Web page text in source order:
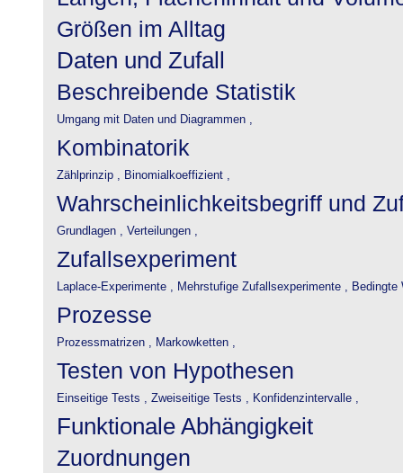
Größen im Alltag
Daten und Zufall
Beschreibende Statistik
Umgang mit Daten und Diagrammen ,
Kombinatorik
Zählprinzip , Binomialkoeffizient ,
Wahrscheinlichkeitsbegriff und
Grundlagen , Verteilungen ,
Zufallsexperiment
Laplace-Experimente , Mehrstufige Zufallsexperimente , Bedingte
Prozesse
Prozessmatrizen , Markowketten ,
Testen von Hypothesen
Einseitige Tests , Zweiseitige Tests , Konfidenzintervalle ,
Funktionale Abhängigkeit
Zuordnungen